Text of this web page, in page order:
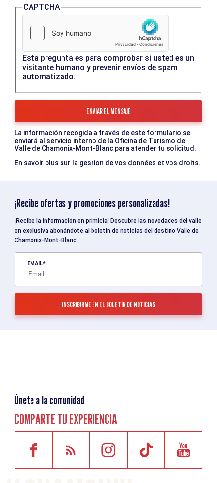
CAPTCHA
Esta pregunta es para comprobar si usted es un
visitante humano y prevenir envíos de spam
automatizado.
La información recogida a través de este formulario se
enviará al servicio interno de la Oficina de Turismo del
Valle de Chamonix-Mont-Blanc para atender tu solicitud.
En savoir plus sur la gestion de vos données et vos droits.
¡Recibe ofertas y promociones personalizadas!
¡Recibe la información en primicia! Descubre las novedades del valle
en exclusiva abonándote al boletín de noticias del destino Valle de
Chamonix-Mont-Blanc.
EMAIL
Únete a la comunidad
COMPARTE TU EXPERIENCIA